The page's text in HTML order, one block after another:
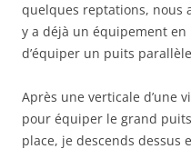
quelques reptations, nous
y a déjà un équipement en
d’équiper un puits
Après une verticale d’une
pour équiper le grand
place, je descends dessus